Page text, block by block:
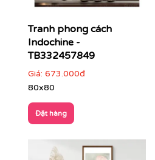
Tranh phong cách
Indochine -
TB332457849
Giá: 673.000đ
80x80
Đặt hàng